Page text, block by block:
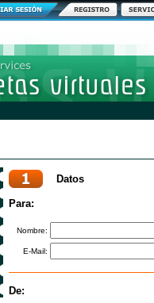
Datos
Para:
Nombre:
E-Mail:
De: